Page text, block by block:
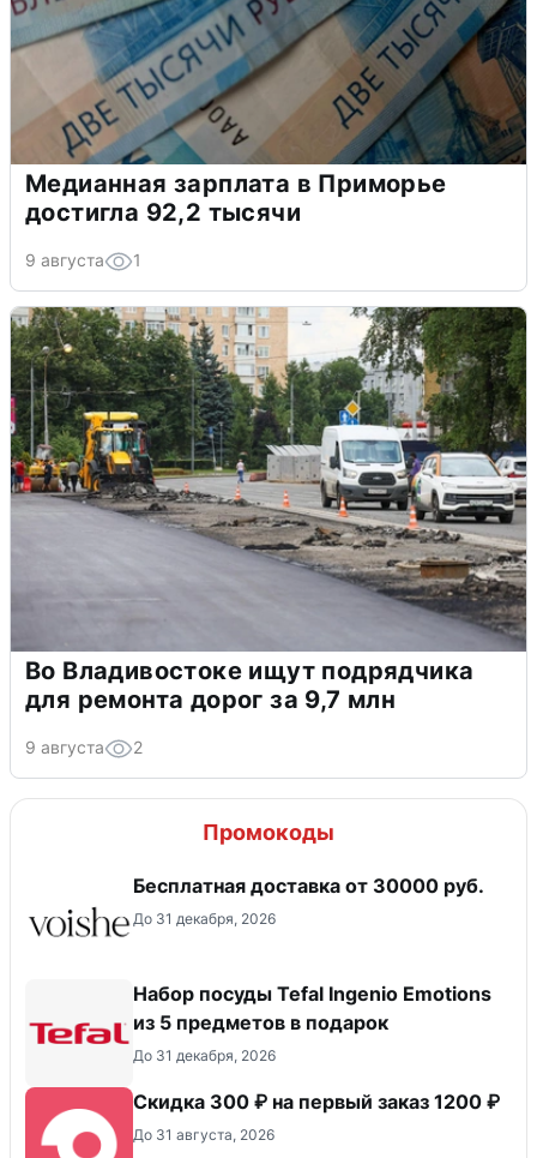
Медианная зарплата в Приморье
достигла 92,2 тысячи
9 августа 1
Во Владивостоке ищут подрядчика
для ремонта дорог за 9,7 млн
9 августа 2
Промокоды
Бесплатная доставка от 30000 руб.
До 31 декабря, 2026
Набор посуды Tefal Ingenio Emotions
из 5 предметов в подарок
До 31 декабря, 2026
Скидка 300 ₽ на первый заказ 1200 ₽
До 31 августа, 2026